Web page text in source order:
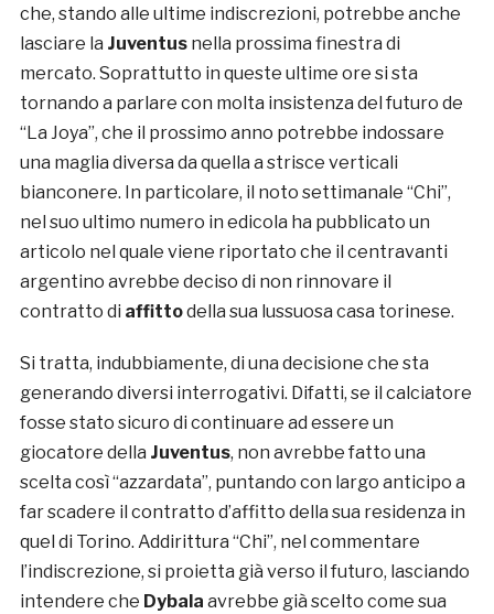
che, stando alle ultime indiscrezioni, potrebbe anche
lasciare la Juventusnella prossima finestra di
mercato. Soprattutto in queste ultime ore si sta
tornando a parlare con molta insistenza del futuro de
“La Joya”, che il prossimo anno potrebbe indossare
una maglia diversa da quella a strisce verticali
bianconere. In particolare, il noto settimanale “Chi”,
nel suo ultimo numero in edicola ha pubblicato un
articolo nel quale viene riportato che il centravanti
argentino avrebbe deciso di non rinnovare il
contratto di affittodella sua lussuosa casa torinese.
Si tratta, indubbiamente, di una decisione che sta
generando diversi interrogativi. Difatti, se il calciatore
fosse stato sicuro di continuare ad essere un
giocatore della Juventus, non avrebbe fatto una
scelta così “azzardata”, puntando con largo anticipo a
far scadere il contratto d’affitto della sua residenza in
quel di Torino. Addirittura “Chi”, nel commentare
l’indiscrezione, si proietta già verso il futuro, lasciando
intendere che Dybala avrebbe già scelto come sua